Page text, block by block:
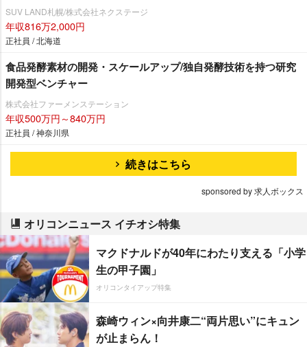
SUV LAND札幌/株式会社ネクステージ
年収816万2,000円
正社員 / 北海道
食品発酵素材の開発・スケールアップ/独自発酵技術を持つ研究
開発型ベンチャー
株式会社ファーメンステーション
年収500万円～840万円
正社員 / 神奈川県
続きはこちら
sponsored by 求人ボックス
オリコンニュース イチオシ特集
マクドナルドが40年にわたり支える「小学
生の甲子園」
オリコンタイアップ特集
森崎ウィン×向井康二“両片思い”にキュン
が止まらん！